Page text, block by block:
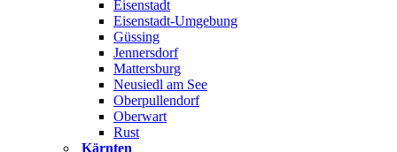
Eisenstadt
Eisenstadt-Umgebung
Güssing
Jennersdorf
Mattersburg
Neusiedl am See
Oberpullendorf
Oberwart
Rust
Kärnten